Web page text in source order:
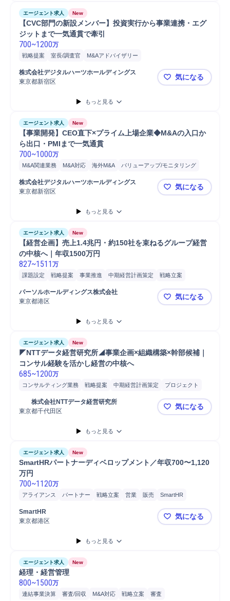
エージェント求人 New
【CVC部門の新設メンバー】投資実行から事業連携・エグ
ジットまで一気通貫で牽引
700~1200万
戦略提案 室長/調査官
M&Aアドバイザリー
バリューアップ/モニタリング
モニタリング
資料作成
CVC
コンサルティング業務
財務 会計 VC++
Microsoft Word
Microsoft Excel
株式会社デジタルハーツホールディングス
東京都新宿区
【CVC部門
気になる
もっと見る
エージェント求人 New
【事業開発】CEO直下×プライム上場企業◆M&Aの入口か
ら出口・PMIまで一気通貫
700~1000万
M&A関連業務 M&A対応 海外M&A
バリューアップ/モニタリング
プロジェクト
ネットワーク
事業計画
M&Aコンサルティング
監査 Microsoft Word
Microsoft Power...
株式会社デジタルハーツホールディングス
東京都新宿区
【事業開発
気になる
もっと見る
エージェント求人 New
【経営企画】売上1.4兆円・約150社を束ねるグループ経営
の中核へ｜年収1500万円
827~1511 万
課題設定 戦略提案 事業推進 中期経営計画策定
戦略立案
パーソルホールディングス株式会社
東京都港区
【経営企画
気になる
もっと見る
エージェント求人 New
◤NTTデータ経営研究所◢事業企画×組織構築×幹部候補｜
コンサル経験を活かし経営の中核へ
685~1200万
コンサルティング業務 戦略提案 中期経営計画策定
プロジェクト
新規事業
人事 幹部 企画立案
	株式会社NTTデータ経営研究所
東京都千代田区
◤NTTデー
気になる
もっと見る
エージェント求人 New
SmartHRパートナーディベロップメント／年収700〜1,120
万円
700~1120万
アライアンス パートナー 戦略立案 営業 販売 SmartHR
SmartHR
東京都港区
SmartHRパ
気になる
もっと見る
エージェント求人 New
経理・経営管理
800~1500万
連結事業決算 審査/回収 M&A対応 戦略立案
審査